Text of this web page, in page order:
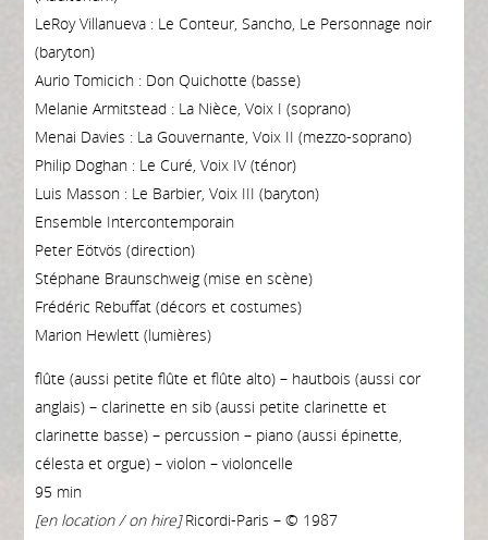
LeRoy Villanueva : Le Conteur, Sancho, Le Personnage noir
(baryton)
Aurio Tomicich : Don Quichotte (basse)
Melanie Armitstead : La Nièce, Voix I (soprano)
Menai Davies : La Gouvernante, Voix II (mezzo-soprano)
Philip Doghan : Le Curé, Voix IV (ténor)
Luis Masson : Le Barbier, Voix III (baryton)
Ensemble Intercontemporain
Peter Eötvös (direction)
Stéphane Braunschweig (mise en scène)
Frédéric Rebuffat (décors et costumes)
Marion Hewlett (lumières)
flûte (aussi petite flûte et flûte alto) – hautbois (aussi cor
anglais) – clarinette en sib (aussi petite clarinette et
clarinette basse) – percussion – piano (aussi épinette,
célesta et orgue) – violon – violoncelle
95 min
[en location / on hire]Ricordi-Paris – © 1987